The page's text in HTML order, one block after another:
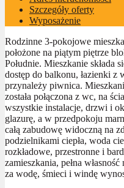
Szczegóły oferty
Wyposażenie
Rodzinne 3-pokojowe
położone na piątym piętrze
Południe. Mieszkanie składa
dostęp do balkonu, łazienki z
przynależy piwnica.
została połączona z wc, na
wszystkie instalacje, drzwi i
glazurę, a w przedpokoju
całą zabudowę widoczną na
podzielnikami ciepła, woda
rozkładowe, przestronne i
zamieszkania, pełna
za wodę, śmieci i windę